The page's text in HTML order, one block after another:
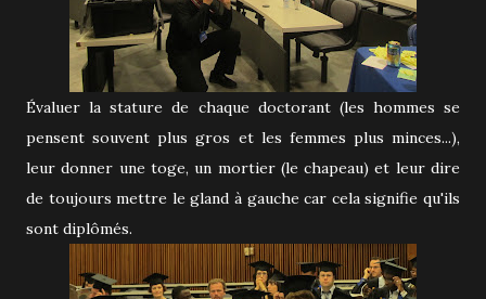
Évaluer la stature de chaque doctorant (les hommes se
pensent souvent plus gros et les femmes plus minces...),
leur donner une toge, un mortier (le chapeau) et leur dire
de toujours mettre le gland à gauche car cela signifie qu'ils
sont diplômés.